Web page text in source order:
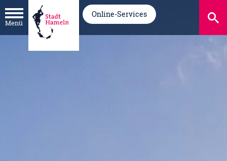
Menü
Online-Services